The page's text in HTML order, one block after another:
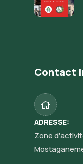
Contact
ADRESSE:
Zone